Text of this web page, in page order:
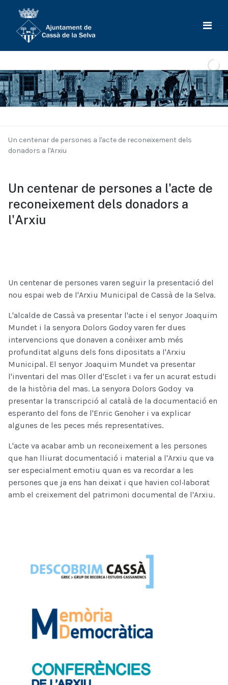
Un centenar de persones a l'acte de reconeixement dels
donadors a l'Arxiu
Un centenar de persones a l'acte de
reconeixement dels donadors a
l'Arxiu
Un centenar de persones varen seguir la presentació del
nou espai web de l'Arxiu Municipal de Cassà de la Selva.
L'alcalde de Cassà va presentar l'acte i el senyor Joaquim
Mundet i la senyora Dolors Godoy varen fer dues
intervencions que donaven a conèixer amb més
profunditat alguns dels fons dipositats a l'Arxiu
Municipal. El senyor Joaquim Mundet va presentar
l'inventari del mas Oller d'Esclet i va fer un acurat estudi
de la història del mas. La senyora Dolors Godoy va
presentar la transcripció al català de la documentació en
esperanto del fons de l'Enric Genoher i va explicar
algunes de les peces més representatives.
L'acte va acabar amb un reconeixement a les persones
que han lliurat documentació i material a l'Arxiu que va
ser especialment emotiu quan es va recordar a les
persones que ja ens han deixat i que havien col·laborat
amb el creixement del patrimoni documental de l'Arxiu.